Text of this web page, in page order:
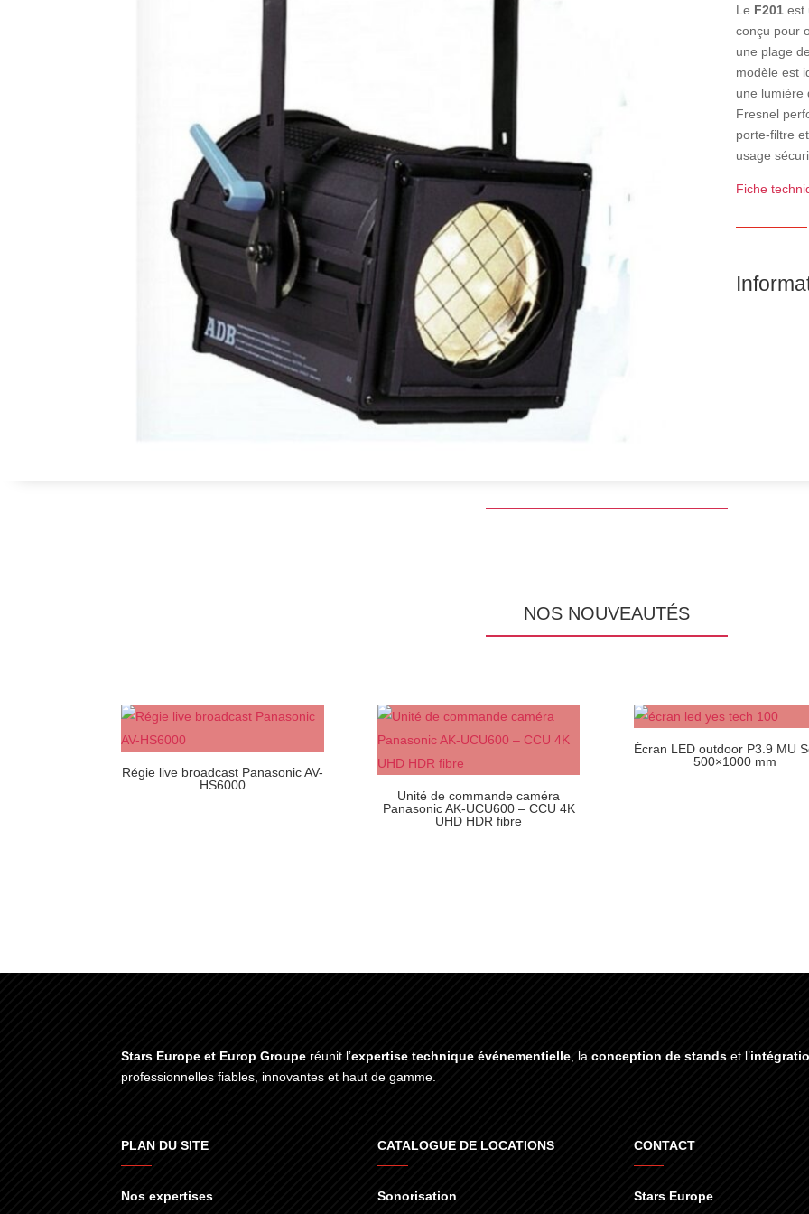
Le F201est
conçu pour
une plage
modèle est
une lumière
Fresnel
porte-filtre
usage
Fiche
NOS NOUVEAUTÉS
Régie live broadcast Panasonic AV-
HS6000
Unité de commande caméra
Panasonic AK-UCU600 – CCU 4K
UHD HDR fibre
Écran LED outdoor P3.9 MU
500×1000 mm
Stars Europe et Europ Groupe réunit l’expertise technique événementielle , laconception de stands et l’
professionnelles fiables, innovantes et haut de gamme.
PLAN DU SITE
Nos expertises
CATALOGUE DE LOCATIONS
Sonorisation
CONTACT
Stars Europe